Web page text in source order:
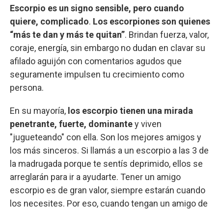
Escorpio es un signo sensible, pero cuando
quiere, complicado. Los escorpiones son quienes
“más te dan y más te quitan”. Brindan fuerza, valor,
coraje, energía, sin embargo no dudan en clavar su
afilado aguijón con comentarios agudos que
seguramente impulsen tu crecimiento como
persona.
En su mayoría, los escorpio tienen una mirada
penetrante, fuerte, dominantey viven
"jugueteando" con ella. Son los mejores amigos y
los más sinceros. Si llamás a un escorpio a las 3 de
la madrugada porque te sentís deprimido, ellos se
arreglarán para ir a ayudarte. Tener un amigo
escorpio es de gran valor, siempre estarán cuando
los necesites. Por eso, cuando tengan un amigo de